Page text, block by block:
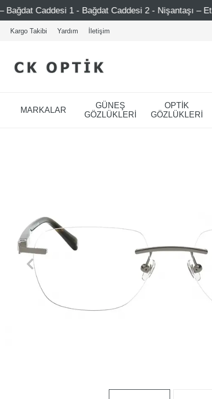
1 - Bağdat Caddesi 2 - Nişantaşı – Etiler – Ataşehir
Kargo Takibi Yardım İletişim
MARKALAR
GÜNEŞ
GÖZLÜKLERİ
OPTİK
GÖZLÜKLERİ